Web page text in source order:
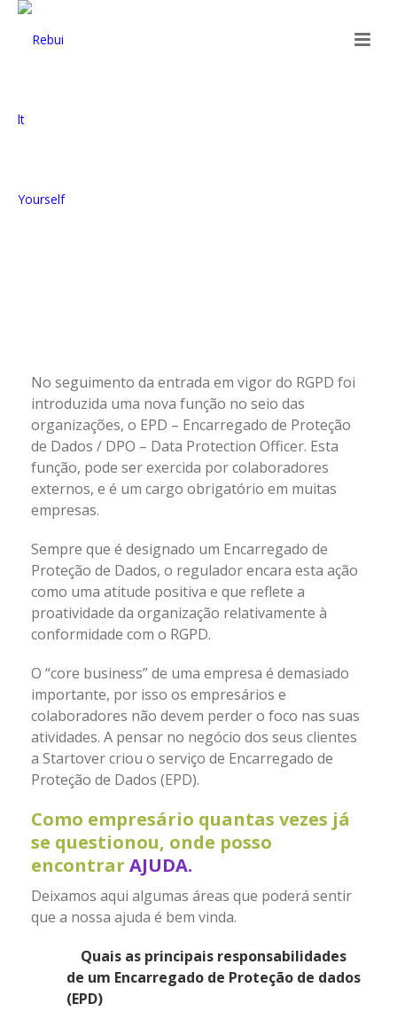
No seguimento da entrada em vigor do RGPD foi
introduzida uma nova função no seio das
organizações, o EPD – Encarregado de Proteção
de Dados / DPO – Data Protection Officer. Esta
função, pode ser exercida por colaboradores
externos, e é um cargo obrigatório em muitas
empresas.
Sempre que é designado um Encarregado de
Proteção de Dados, o regulador encara esta ação
como uma atitude positiva e que reflete a
proatividade da organização relativamente à
conformidade com o RGPD.
O “core business” de uma empresa é demasiado
importante, por isso os empresários e
colaboradores não devem perder o foco nas suas
atividades. A pensar no negócio dos seus clientes
a Startover criou o serviço de Encarregado de
Proteção de Dados (EPD).
Como empresário quantas vezes já
se questionou, onde posso
encontrar AJUDA.
Deixamos aqui algumas áreas que poderá sentir
que a nossa ajuda é bem vinda.
Quais as principais responsabilidades
de um Encarregado de Proteção de dados
(EPD)